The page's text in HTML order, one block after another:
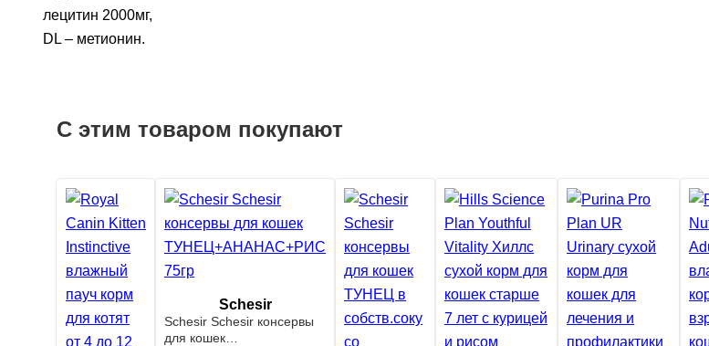
лецитин 2000мг,
DL – метионин.
С этим товаром покупают
Schesir
Schesir Schesir консервы
для кошек